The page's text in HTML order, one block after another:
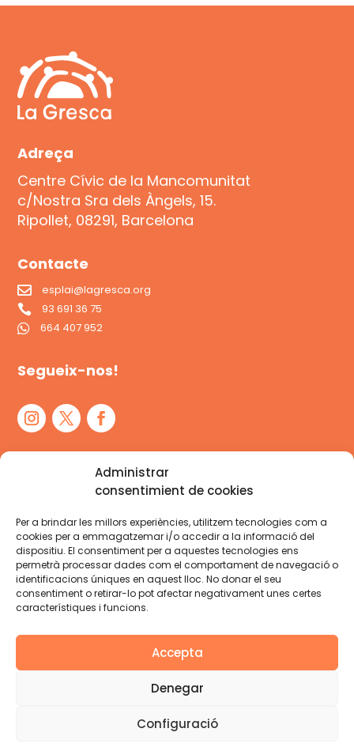
Administrar
consentimient de cookies
Per a brindar les millors experiències, utilitzem tecnologies com a
cookies per a emmagatzemar i/o accedir a la informació del
dispositiu. El consentiment per a aquestes tecnologies ens
permetrà processar dades com el comportament de navegació o
identificacions úniques en aquest lloc. No donar el seu
consentiment o retirar-lo pot afectar negativament unes certes
característiques i funcions.
Accepta
Denegar
Configuració
Adreça
Centre Cívic de la Mancomunitat
c/Nostra Sra dels Àngels, 15.
Ripollet, 08291, Barcelona
Contacte
 esplai@lagresca.org
 93 691 36 75
 664 407 952
Segueix-nos!
La Gresca 2026 © Tots els drets reservats.
Política de privadesa
cookies
Dissenyat i desenvolupat per